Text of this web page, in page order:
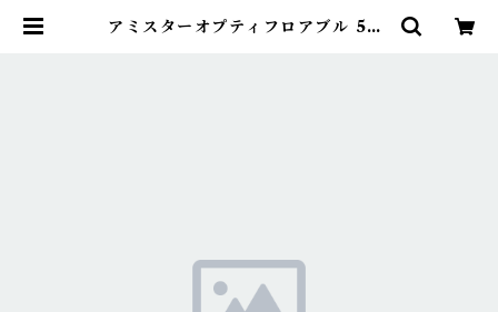
アミスターオプティフロアブル 500